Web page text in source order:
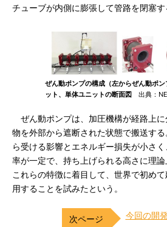
チューブが内側に膨張して管路を閉塞す
ぜん動ポンプの構成（左からぜん動ポ
ット、単体ユニットの断面図
出典：
ぜん動ポンプは、加圧機構が経路上に
物を外部から遮断された状態で搬送す
ら受ける影響とエネルギー損失が小さ
率が一定で、持ち上げられる高さに理論
これらの特徴に着目して、世界で初め
用することを試みたという。
今回の開